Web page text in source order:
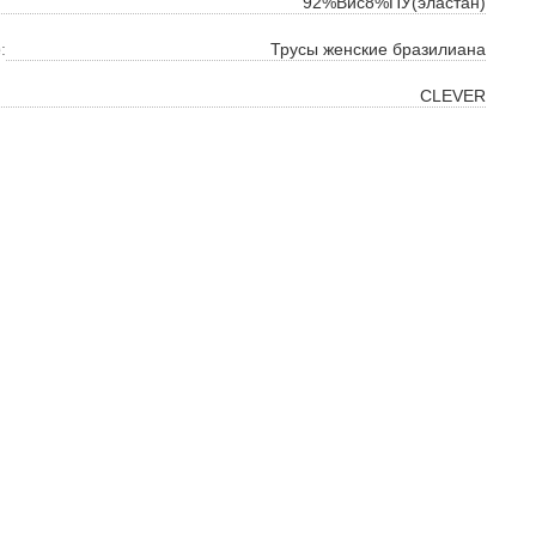
Трусы женские бразилиана
CLEVER